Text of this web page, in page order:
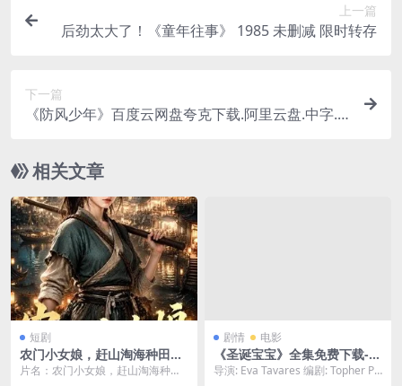
上一篇
后劲太大了！《童年往事》 1985 未删减 限时转存
下一篇
《防风少年》百度云网盘夸克下载.阿里云盘.中字.(2
相关文章
短剧
农门小女娘，赶山淘海种田忙
（114集）AI短剧 (2026)
片名：农门小女娘，赶山淘海种田
剧情 电影
《圣诞宝宝》全集免费下载-2
025-豆瓣高分推荐 – 喜剧/家
导演: Eva Tavares 编剧: Topher Pa